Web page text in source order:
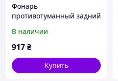
Фонарь
противотуманный задний
В наличии
917₴
Купить